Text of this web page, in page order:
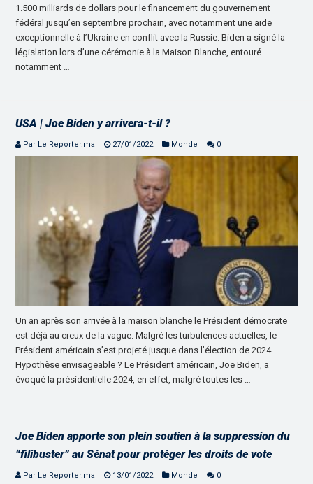
1.500 milliards de dollars pour le financement du gouvernement
fédéral jusqu’en septembre prochain, avec notamment une aide
exceptionnelle à l’Ukraine en conflit avec la Russie. Biden a signé la
législation lors d’une cérémonie à la Maison Blanche, entouré
notamment …
USA | Joe Biden y arrivera-t-il ?
Par Le Reporter.ma 27/01/2022 Monde 0
Un an après son arrivée à la maison blanche le Président démocrate
est déjà au creux de la vague. Malgré les turbulences actuelles, le
Président américain s’est projeté jusque dans l’élection de 2024…
Hypothèse envisageable ? Le Président américain, Joe Biden, a
évoqué la présidentielle 2024, en effet, malgré toutes les …
Joe Biden apporte son plein soutien à la suppression du
“filibuster” au Sénat pour protéger les droits de vote
Par Le Reporter.ma 13/01/2022 Monde 0